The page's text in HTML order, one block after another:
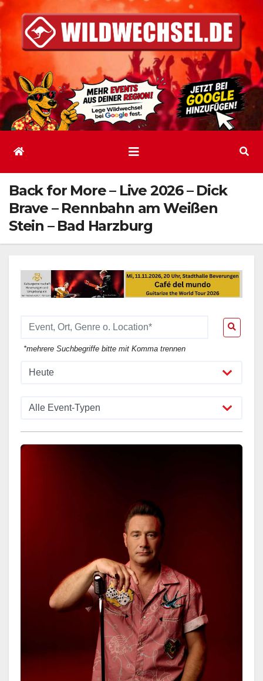
Inhalt
springen
Back for More – Live 2026 – Dick
Brave – Rennbahn am Weißen
Stein – Bad Harzburg
*mehrere Suchbegriffe bitte mit Komma trennen